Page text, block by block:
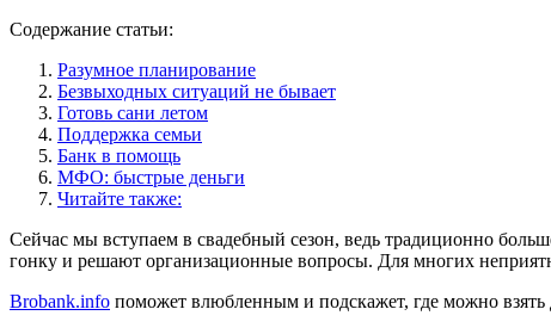
Содержание статьи:
Разумное планирование
Безвыходных ситуаций не бывает
Готовь сани летом
Поддержка семьи
Банк в помощь
МФО: быстрые деньги
Читайте также:
Сейчас мы вступаем в свадебный сезон, ведь традиционно
гонку и решают организационные вопросы. Для многих
Brobank.info поможет влюбленным и подскажет, где можно взять